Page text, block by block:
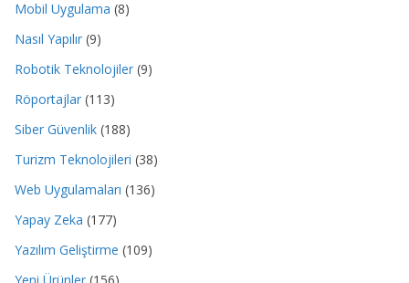
Mobil Uygulama (8)
Nasıl Yapılır (9)
Robotik Teknolojiler (9)
Röportajlar (113)
Siber Güvenlik (188)
Turizm Teknolojileri (38)
Web Uygulamaları (136)
Yapay Zeka (177)
Yazılım Geliştirme (109)